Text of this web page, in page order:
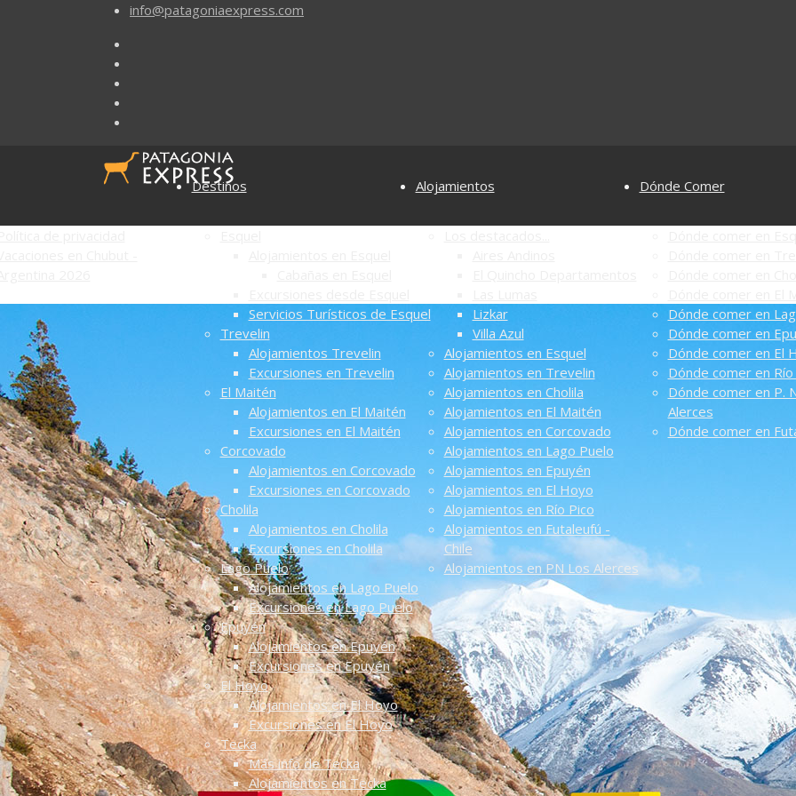
info@patagoniaexpress.com
Destinos
Servicios Turísticos de Esquel
Trevelin
Alojamientos Trevelin
Excursiones en Trevelin
El Maitén
Alojamientos en El Maitén
Excursiones en El Maitén
Corcovado
Alojamientos en Corcovado
Excursiones en Corcovado
Cholila
Alojamientos en Cholila
Excursiones en Cholila
Lago Puelo
Alojamientos en Lago Puelo
Excursiones en Lago Puelo
Epuyén
Alojamientos en Epuyén
Excursiones en Epuyén
El Hoyo
Alojamientos en El Hoyo
Excursiones en El Hoyo
Tecka
Más info de Tecka
Alojamientos en Tecka
Alojamientos
Lizkar
Villa Azul
Alojamientos en Esquel
Alojamientos en Trevelin
Alojamientos en Cholila
Alojamientos en El Maitén
Alojamientos en Corcovado
Alojamientos en Lago Puelo
Alojamientos en Epuyén
Alojamientos en El Hoyo
Alojamientos en Río Pico
Alojamientos en Futaleufú -
Chile
Alojamientos en PN Los Alerces
Dónde Comer
Dónde comer en
Dónde comer en
Dónde comer en El
Dónde comer en Río
Dónde comer en P.
Alerces
Dónde comer en